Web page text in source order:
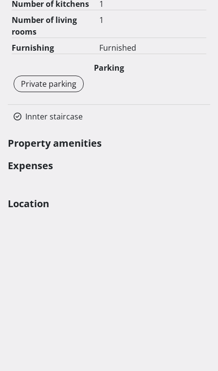
terase i balkoni se obračunavaju 25%, a natkrivene
terase i balkoni po 50% od ukupne cijene stambenog
kvadrata, dok je vrt 10% navedene cijene kvadrata.
Nenatkriveno parking mjesto iznosi 8000 eura,
Number of kitchens
1
Number of living
rooms
1
Furnishing
Furnished
Parking
Private parking
Innter staircase
Property amenities
Expenses
Location